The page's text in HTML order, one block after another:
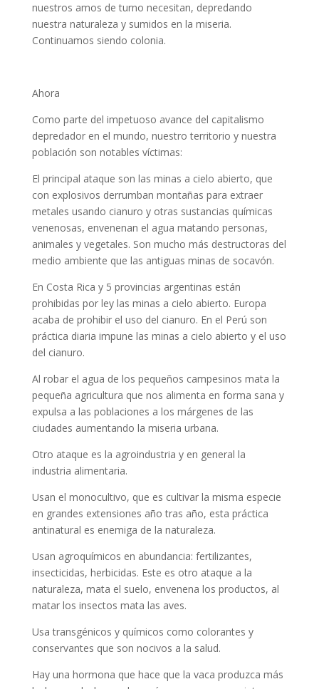
nuestros amos de turno necesitan, depredando
nuestra naturaleza y sumidos en la miseria.
Continuamos siendo colonia.
Ahora
Como parte del impetuoso avance del capitalismo
depredador en el mundo, nuestro territorio y nuestra
población son notables víctimas:
El principal ataque son las minas a cielo abierto, que
con explosivos derrumban montañas para extraer
metales usando cianuro y otras sustancias químicas
venenosas, envenenan el agua matando personas,
animales y vegetales. Son mucho más destructoras del
medio ambiente que las antiguas minas de socavón.
En Costa Rica y 5 provincias argentinas están
prohibidas por ley las minas a cielo abierto. Europa
acaba de prohibir el uso del cianuro. En el Perú son
práctica diaria impune las minas a cielo abierto y el uso
del cianuro.
Al robar el agua de los pequeños campesinos mata la
pequeña agricultura que nos alimenta en forma sana y
expulsa a las poblaciones a los márgenes de las
ciudades aumentando la miseria urbana.
Otro ataque es la agroindustria y en general la
industria alimentaria.
Usan el monocultivo, que es cultivar la misma especie
en grandes extensiones año tras año, esta práctica
antinatural es enemiga de la naturaleza.
Usan agroquímicos en abundancia: fertilizantes,
insecticidas, herbicidas. Este es otro ataque a la
naturaleza, mata el suelo, envenena los productos, al
matar los insectos mata las aves.
Usa transgénicos y químicos como colorantes y
conservantes que son nocivos a la salud.
Hay una hormona que hace que la vaca produzca más